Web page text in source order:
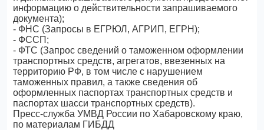
информацию о действительности запрашиваемого
документа);
- ФНС (Запросы в ЕГРЮЛ, АГРИП, ЕГРН);
- ФССП;
- ФТС (Запрос сведений о таможенном оформлении
транспортных средств, агрегатов, ввезенных на
территорию РФ, в том числе с нарушением
таможенных правил, а также сведения об
оформленных паспортах транспортных средств и
паспортах шасси транспортных средств).
Пресс-служба УМВД России по Хабаровскому краю,
по материалам ГИБДД